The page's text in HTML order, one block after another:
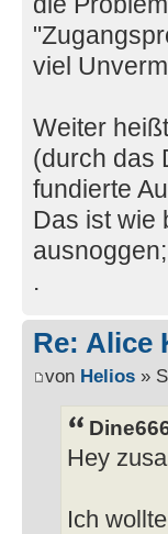
viel
Weiter
(durch das
fundierte
Das ist wie
.
Re: Alice
von Helios »
Hey
Ich